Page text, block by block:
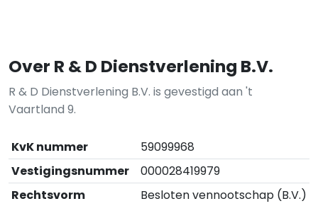
Over R & D Dienstverlening B.V.
R & D Dienstverlening B.V. is gevestigd aan 't
Vaartland 9.
KvK nummer
59099968
Vestigingsnummer
000028419979
Rechtsvorm
Besloten vennootschap (B.V.)